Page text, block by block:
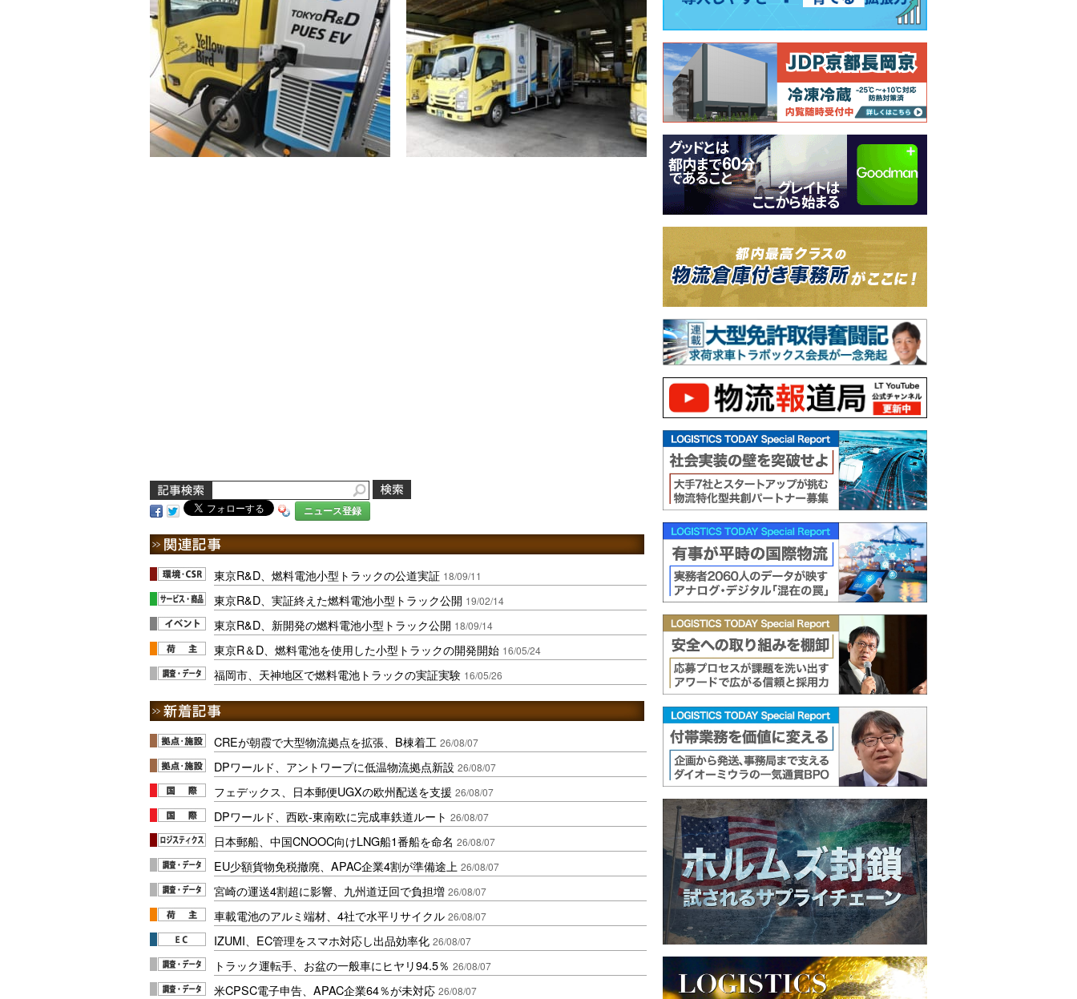
ニュース登録
東京R&D、燃料電池小型トラックの公道実証 18/09/11
東京R&D、実証終えた燃料電池小型トラック公開 19/02/14
東京R&D、新開発の燃料電池小型トラック公開 18/09/14
東京R＆D、燃料電池を使用した小型トラックの開発開始 16/05/24
福岡市、天神地区で燃料電池トラックの実証実験 16/05/26
CREが朝霞で大型物流拠点を拡張、B棟着工 26/08/07
DPワールド、アントワープに低温物流拠点新設 26/08/07
フェデックス、日本郵便UGXの欧州配送を支援 26/08/07
DPワールド、西欧-東南欧に完成車鉄道ルート 26/08/07
日本郵船、中国CNOOC向けLNG船1番船を命名 26/08/07
EU少額貨物免税撤廃、APAC企業4割が準備途上 26/08/07
宮崎の運送4割超に影響、九州道迂回で負担増 26/08/07
車載電池のアルミ端材、4社で水平リサイクル 26/08/07
IZUMI、EC管理をスマホ対応し出品効率化 26/08/07
トラック運転手、お盆の一般車にヒヤリ94.5％ 26/08/07
米CPSC電子申告、APAC企業64％が未対応 26/08/07